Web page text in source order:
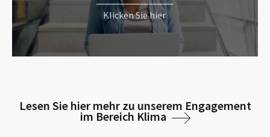
Klicken Sie hier
Lesen Sie hier mehr zu unserem Engagement
im Bereich Klima